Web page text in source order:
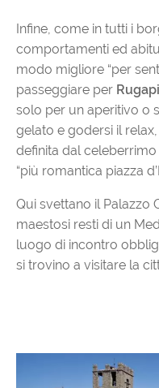
Infine, come in tutti i
comportamenti ed
modo migliore “per
passeggiare per
solo per un aperitivo o
gelato e godersi il relax,
definita dal
“più romantica piazza
Qui svettano il Palazzo
maestosi resti di un
luogo di incontro
si trovino a visitare la